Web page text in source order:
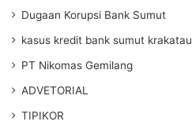
Dugaan Korupsi Bank Sumut
kasus kredit bank sumut krakatau
PT Nikomas Gemilang
ADVETORIAL
TIPIKOR